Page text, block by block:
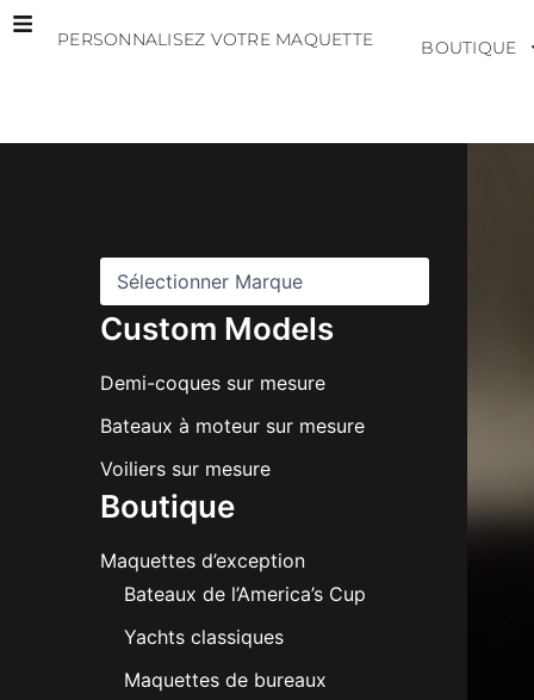
Aller
PERSONNALISEZ VOTRE MAQUETTE BOUTIQUE
Custom Models
Demi-coques sur mesure
Bateaux à moteur sur mesure
Voiliers sur mesure
Boutique
Maquettes d’exception
Bateaux de l’America’s Cup
Yachts classiques
Maquettes de bureaux